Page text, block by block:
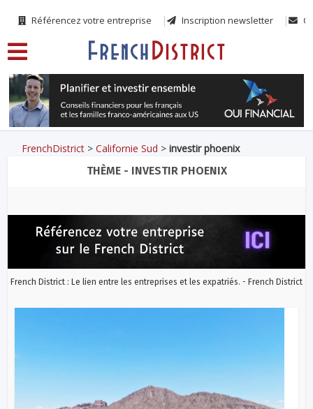
Référencez votre entreprise Inscription newsletter
FrenchDistrict >Californie Sud >investir phoenix
THÈME - INVESTIR PHOENIX
French District : Le lien entre les entreprises et les expatriés. - French District